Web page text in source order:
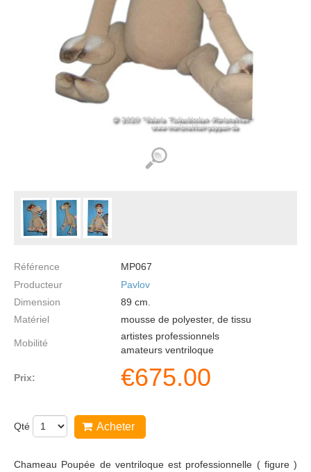
Référence
MP067
Producteur
Pavlov
Dimension
89 cm.
Matériel
mousse de polyester, de tissu
Mobilité
artistes professionnels
amateurs ventriloque
Prix: €675.00
Qté Acheter
Chameau Poupée de ventriloque est professionnelle ( figure )